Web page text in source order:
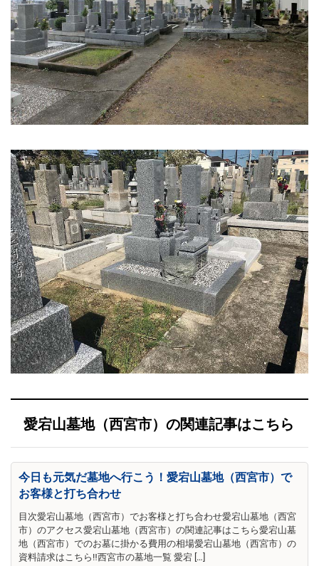
愛宕山墓地（西宮市）の関連記事はこちら
今日も元気だ墓地へ行こう！愛宕山墓地（西宮市）で
お客様と打ち合わせ
目次愛宕山墓地（西宮市）でお客様と打ち合わせ愛宕山墓地（西宮
市）のアクセス愛宕山墓地（西宮市）の関連記事はこちら愛宕山墓
地（西宮市）でのお墓に掛かる費用の相場愛宕山墓地（西宮市）の
資料請求はこちら‼西宮市の墓地一覧 愛宕 […]